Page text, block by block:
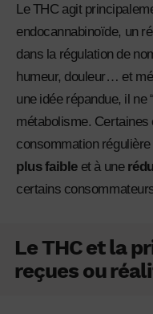
Le THC agit
endocannabinoïde, un
dans la régulation de
humeur, douleur… et
une idée répandue, il ne
métabolisme. Certaines
consommation
plus faibleet à une
certains
Le THC et la
reçues ou